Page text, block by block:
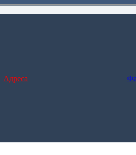
Адреса